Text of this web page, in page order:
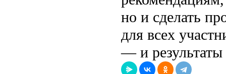
но и сделать
для всех
— и результаты